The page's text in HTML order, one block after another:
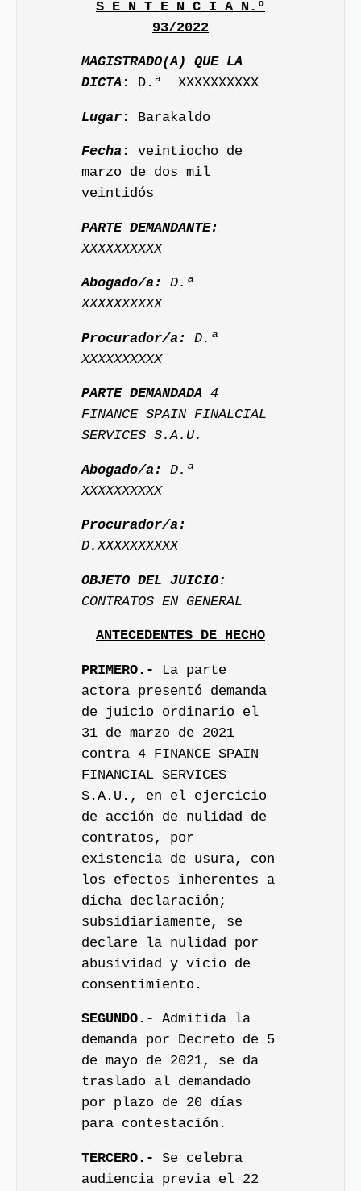
S E N T E N C I A N.º
93/2022
MAGISTRADO(A) QUE LA
DICTA : D.ª XXXXXXXXXX
Lugar : Barakaldo
Fecha : veintiocho de
marzo de dos mil
veintidós
PARTE DEMANDANTE:
XXXXXXXXXX
Abogado/a:
D.ª
XXXXXXXXXX
Procurador/a:
D.ª
XXXXXXXXXX
PARTE DEMANDADA 4
FINANCE SPAIN FINALCIAL
SERVICES S.A.U.
Abogado/a:
D.ª
XXXXXXXXXX
Procurador/a:
D.XXXXXXXXXX
OBJETO DEL JUICIO:
CONTRATOS EN GENERAL
ANTECEDENTES DE HECHO
PRIMERO.-
La parte
actora presentó demanda
de juicio ordinario el
31 de marzo de 2021
contra 4 FINANCE SPAIN
FINANCIAL SERVICES
S.A.U., en el ejercicio
de acción de nulidad de
contratos, por
existencia de usura, con
los efectos inherentes a
dicha declaración;
subsidiariamente, se
declare la nulidad por
abusividad y vicio de
consentimiento.
SEGUNDO.-
Admitida la
demanda por Decreto de 5
de mayo de 2021, se da
traslado al demandado
por plazo de 20 días
para contestación.
TERCERO.-
Se celebra
audiencia previa el 22